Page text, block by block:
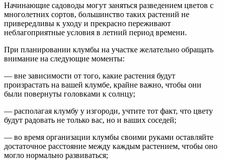
Начинающие садоводы могут заняться разведением цветов с
многолетних сортов, большинство таких растений не
привередливы к уходу и прекрасно переживают
неблагоприятные условия в летний период времени.
При планировании клумбы на участке желательно обращать
внимание на следующие моменты:
— вне зависимости от того, какие растения будут
произрастать на вашей клумбе, крайне важно, чтобы они
были повернуты головками к солнцу;
— располагая клумбу у изгороди, учтите тот факт, что цвету
будут радовать не только вас, но и ваших соседей;
— во время организации клумбы своими руками оставляйте
достаточное расстояние между каждым растением, чтобы оно
могло нормально развиваться;